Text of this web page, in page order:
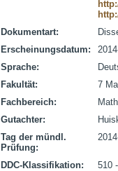
Dokumentart:
Erscheinungsdatum:
Sprache:
Fakultät:
7
Fachbereich:
Gutachter:
Tag der mündl.
Prüfung:
DDC-Klassifikation:
510